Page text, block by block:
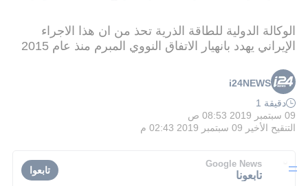
الوكالة الدولية للطاقة الذرية تحذ من ان هذا الاجراء
الإيراني يهدد بانهيار الاتفاق النووي المبرم منذ عام 2015
i24NEWS
دقيقة 1
09 سبتمبر 2019 08:53 ص
التنقيح الأخير 09 سبتمبر 2019 02:43 م
Google News
تابعونا تابعوا